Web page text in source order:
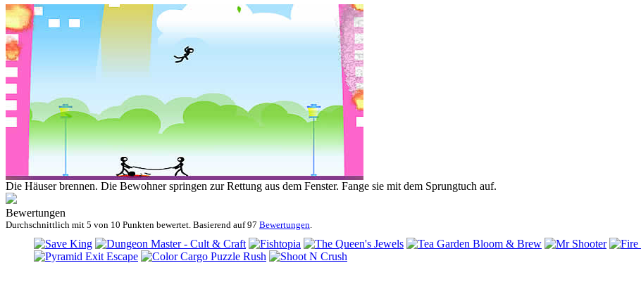
Die Häuser brennen. Die Bewohner springen zur Rettung aus dem Fenster. Fange sie mit dem Sprungtuch auf.
Bewertungen
Durchschnittlich mit 5 von 10 Punkten bewertet. Basierend auf97 Bewertungen